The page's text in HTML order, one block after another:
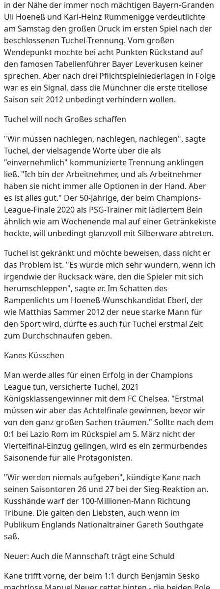
in der Nähe der immer noch mächtigen Bayern-Granden
Uli Hoeneß und Karl-Heinz Rummenigge verdeutlichte
am Samstag den großen Druck im ersten Spiel nach der
beschlossenen Tuchel-Trennung. Vom großen
Wendepunkt mochte bei acht Punkten Rückstand auf
den famosen Tabellenführer Bayer Leverkusen keiner
sprechen. Aber nach drei Pflichtspielniederlagen in Folge
war es ein Signal, dass die Münchner die erste titellose
Saison seit 2012 unbedingt verhindern wollen.
Tuchel will noch Großes schaffen
"Wir müssen nachlegen, nachlegen, nachlegen", sagte
Tuchel, der vielsagende Worte über die als
"einvernehmlich" kommunizierte Trennung anklingen
ließ. "Ich bin der Arbeitnehmer, und als Arbeitnehmer
haben sie nicht immer alle Optionen in der Hand. Aber
es ist alles gut." Der 50-Jährige, der beim Champions-
League-Finale 2020 als PSG-Trainer mit lädiertem Bein
ähnlich wie am Wochenende mal auf einer Getränkekiste
hockte, will unbedingt glanzvoll mit Silberware abtreten.
Tuchel ist gekränkt und möchte beweisen, dass nicht er
das Problem ist. "Es würde mich sehr wundern, wenn ich
irgendwie der Rucksack wäre, den die Spieler mit sich
herumschleppen", sagte er. Im Schatten des
Rampenlichts um Hoeneß-Wunschkandidat Eberl, der
wie Matthias Sammer 2012 der neue starke Mann für
den Sport wird, dürfte es auch für Tuchel erstmal Zeit
zum Durchschnaufen geben.
Kanes Küsschen
Man werde alles für einen Erfolg in der Champions
League tun, versicherte Tuchel, 2021
Königsklassengewinner mit dem FC Chelsea. "Erstmal
müssen wir aber das Achtelfinale gewinnen, bevor wir
von den ganz großen Sachen träumen." Sollte nach dem
0:1 bei Lazio Rom im Rückspiel am 5. März nicht der
Viertelfinal-Einzug gelingen, wird es ein zermürbendes
Saisonende für alle Protagonisten.
"Wir werden niemals aufgeben", kündigte Kane nach
seinen Saisontoren 26 und 27 bei der Sieg-Reaktion an.
Kusshände warf der 100-Millionen-Mann Richtung
Tribüne. Die galten den Liebsten, auch wenn im
Publikum Englands Nationaltrainer Gareth Southgate
saß.
Neuer: Auch die Mannschaft trägt eine Schuld
Kane trifft vorne, der beim 1:1 durch Benjamin Sesko